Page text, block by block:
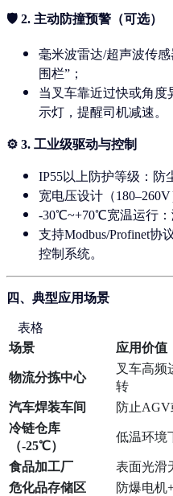
🛡️ 2. 主动防撞预警（可选）
毫米波雷达/超声波传感
围栏”；
当叉车靠近过快或角度
示灯 ，提醒司机减速。
⚙️ 3. 工业级驱动与控制
IP55以上防护等级 ：防
宽电压设计（180–260V
-30℃~+70℃宽温运行
支持Modbus/Profinet协
控制系统。
四、典型应用场景
表格
场景
应用价值
物流分拣中心
叉车高频
转
汽车焊装车间
防止
冷链仓库
（-25℃）
低温环境
食品加工厂
表面光滑
危化品存储区
防爆电机